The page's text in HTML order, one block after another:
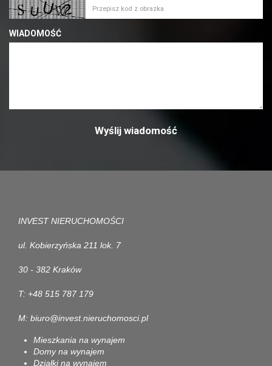
WIADOMOŚĆ
INVEST NIERUCHOMOŚCI
ul. Kobierzyńska 211 lok. 7
30 - 382 Kraków
T: +48 515 787 179
M: biuro@invest.nieruchomosci.pl
Mieszkania na wynajem
Domy na wynajem
Działki na wynajem